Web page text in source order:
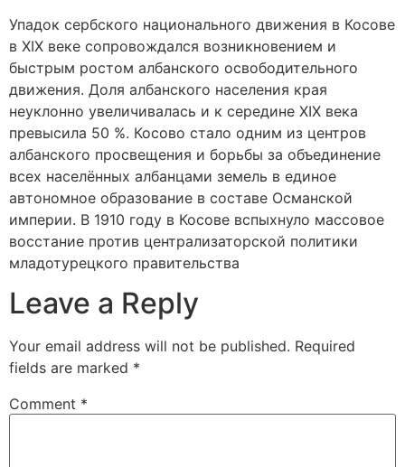
Упадок сербского национального движения в Косове
в XIX веке сопровождался возникновением и
быстрым ростом албанского освободительного
движения. Доля албанского населения края
неуклонно увеличивалась и к середине XIX века
превысила 50 %. Косово стало одним из центров
албанского просвещения и борьбы за объединение
всех населённых албанцами земель в единое
автономное образование в составе Османской
империи. В 1910 году в Косове вспыхнуло массовое
восстание против централизаторской политики
младотурецкого правительства
Leave a Reply
Your email address will not be published. Required
fields are marked *
Comment *